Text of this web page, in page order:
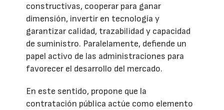
constructivas, cooperar para ganar
dimensión, invertir en tecnología y
garantizar calidad, trazabilidad y capacidad
de suministro. Paralelamente, defiende un
papel activo de las administraciones para
favorecer el desarrollo del mercado.
En este sentido, propone que la
contratación pública actúe como elemento